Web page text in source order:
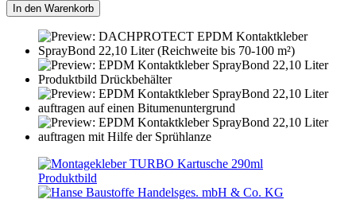
In den Warenkorb